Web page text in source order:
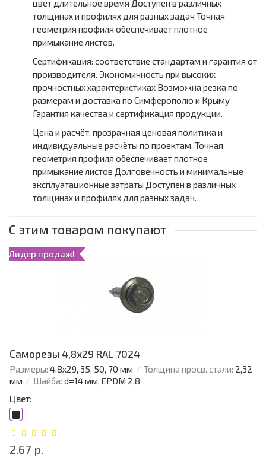
цвет длительное время Доступен в различных
толщинах и профилях для разных задач Точная
геометрия профиля обеспечивает плотное
примыкание листов.
Сертификация: соответствие стандартам и гарантия от
производителя. Экономичность при высоких
прочностных характеристиках Возможна резка по
размерам и доставка по Симферополю и Крыму
Гарантия качества и сертификация продукции.
Цена и расчёт: прозрачная ценовая политика и
индивидуальные расчёты по проектам. Точная
геометрия профиля обеспечивает плотное
примыкание листов Долговечность и минимальные
эксплуатационные затраты Доступен в различных
толщинах и профилях для разных задач.
С этим товаром покупают
Лидер продаж!
Саморезы 4,8х29 RAL 7024
Размеры: 4,8х29, 35, 50, 70 мм Толщина просв. стали: 2,32
мм
Шайба: d=14 мм, EPDM 2,8
Цвет:
2.67 р.